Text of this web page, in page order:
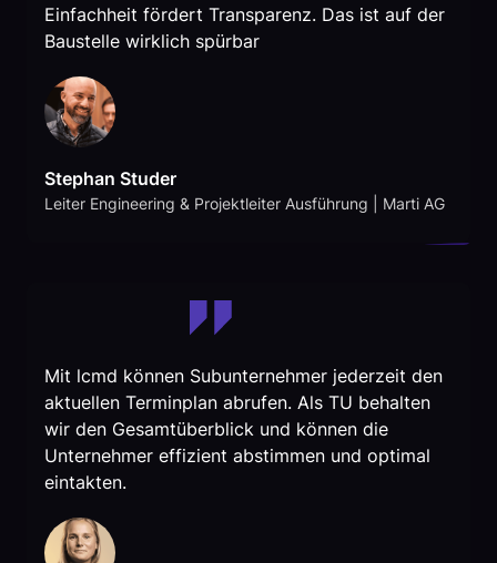
Einfachheit fördert Transparenz. Das ist auf der
Baustelle wirklich spürbar
Stephan Studer
Leiter Engineering & Projektleiter Ausführung | Marti AG
Mit lcmd können Subunternehmer jederzeit den
aktuellen Terminplan abrufen. Als TU behalten
wir den Gesamtüberblick und können die
Unternehmer effizient abstimmen und optimal
eintakten.